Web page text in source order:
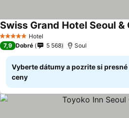
5 Počet hviezdičiek
Hotel
Swiss Grand Hotel Seoul &
7,9 Dobré 5 568 Soul
Vyberte dátumy a pozrite si presné
ceny